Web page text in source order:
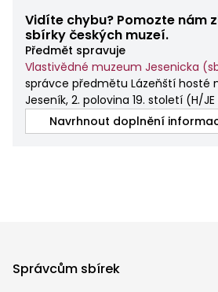
Vidíte chybu? Pomozte nám
sbírky českých muzeí.
Předmět spravuje
Vlastivědné muzeum Jesenicka
správce předmětu Lázeňští hosté
Jeseník, 2. polovina 19. století (H/
Navrhnout doplnění
Správcům sbírek